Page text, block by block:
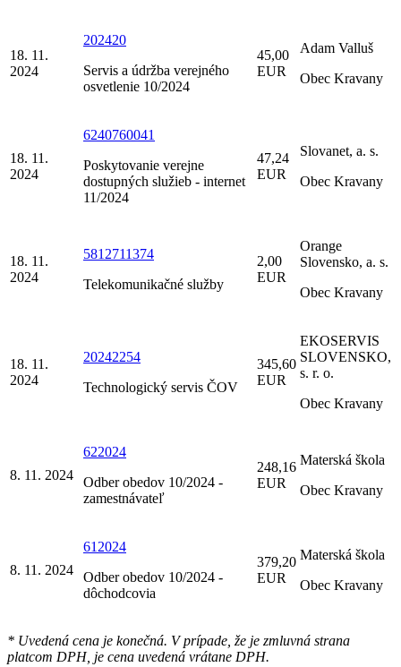
18. 11.
2024
202420
Servis a údržba verejného
osvetlenie 10/2024
45,00
EUR
Adam Valluš
Obec Kravany
18. 11.
2024
6240760041
Poskytovanie verejne
dostupných služieb - internet
11/2024
47,24
EUR
Slovanet, a. s.
Obec Kravany
18. 11.
2024
5812711374
Telekomunikačné služby
2,00
EUR
Orange
Slovensko, a. s.
Obec Kravany
18. 11.
2024
20242254
Technologický servis ČOV
345,60
EUR
EKOSERVIS
SLOVENSKO,
s. r. o.
Obec Kravany
8. 11. 2024
622024
Odber obedov 10/2024 -
zamestnávateľ
248,16
EUR
Materská škola
Obec Kravany
8. 11. 2024
612024
Odber obedov 10/2024 -
dôchodcovia
379,20
EUR
Materská škola
Obec Kravany
* Uvedená cena je konečná. V prípade, že je zmluvná strana
platcom DPH, je cena uvedená vrátane DPH.